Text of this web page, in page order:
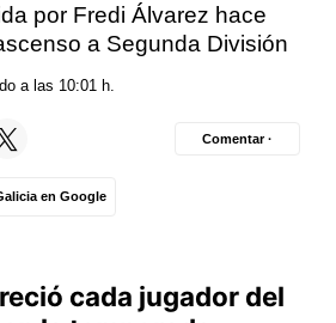
por Fredi Álvarez hace
a Segunda División
a las 10:01 h.
en Google
Comentar ·